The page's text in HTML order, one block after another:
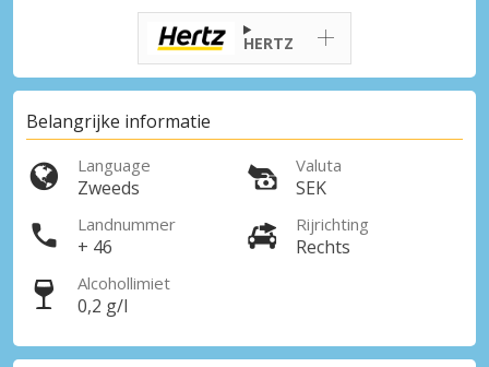
HERTZ
Belangrijke informatie
Language
Zweeds
Valuta
SEK
Landnummer
+ 46
Rijrichting
Rechts
Alcohollimiet
0,2 g/l